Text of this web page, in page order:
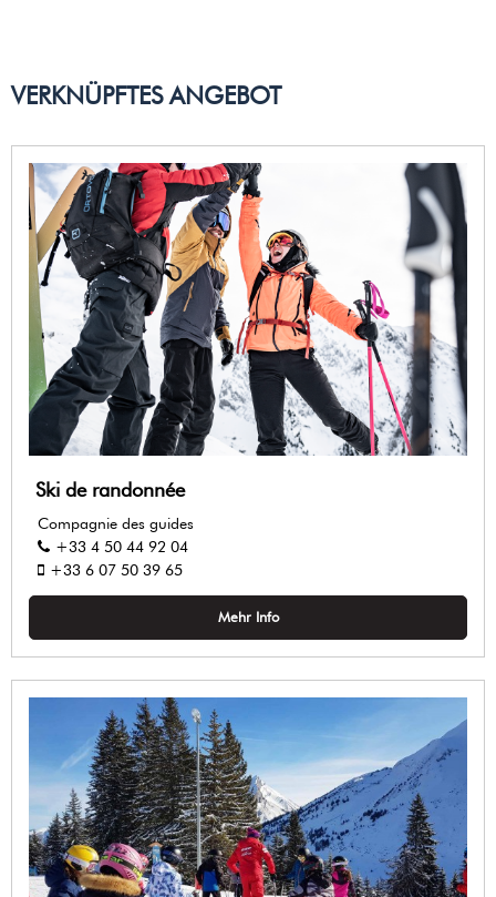
VERKNÜPFTES ANGEBOT
Ski de randonnée
Compagnie des guides
+33 4 50 44 92 04
+33 6 07 50 39 65
Mehr Info